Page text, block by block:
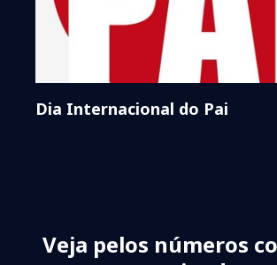
Dia Internacional do Pai
Veja pelos números